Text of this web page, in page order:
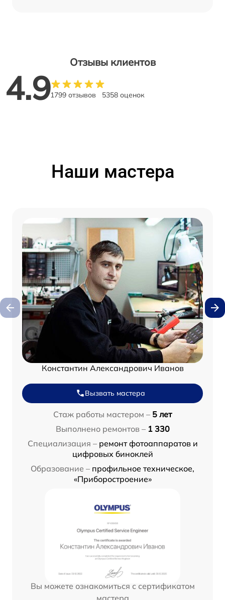
Отзывы клиентов
4.91799 отзывов 5358 оценок
Наши мастера
Константин Александрович Иванов
Вызвать мастера
Стаж работы мастером – 5 лет
Выполнено ремонтов – 1 330
Специализация – ремонт фотоаппаратов и
цифровых биноклей
Образование – профильное техническое,
«Приборостроение»
Вы можете ознакомиться с сертификатом
мастера